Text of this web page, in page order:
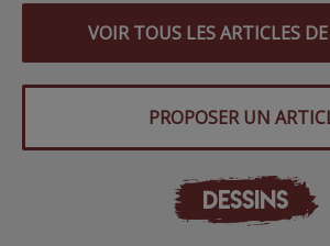
VOIR TOUS LES ARTICLES
PROPOSER UN
DESSINS